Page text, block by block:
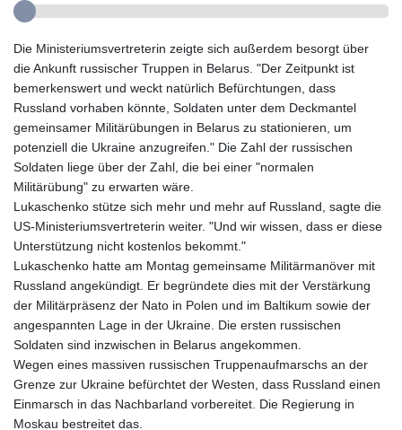
Die Ministeriumsvertreterin zeigte sich außerdem besorgt über
die Ankunft russischer Truppen in Belarus. "Der Zeitpunkt ist
bemerkenswert und weckt natürlich Befürchtungen, dass
Russland vorhaben könnte, Soldaten unter dem Deckmantel
gemeinsamer Militärübungen in Belarus zu stationieren, um
potenziell die Ukraine anzugreifen." Die Zahl der russischen
Soldaten liege über der Zahl, die bei einer "normalen
Militärübung" zu erwarten wäre.
Lukaschenko stütze sich mehr und mehr auf Russland, sagte die
US-Ministeriumsvertreterin weiter. "Und wir wissen, dass er diese
Unterstützung nicht kostenlos bekommt."
Lukaschenko hatte am Montag gemeinsame Militärmanöver mit
Russland angekündigt. Er begründete dies mit der Verstärkung
der Militärpräsenz der Nato in Polen und im Baltikum sowie der
angespannten Lage in der Ukraine. Die ersten russischen
Soldaten sind inzwischen in Belarus angekommen.
Wegen eines massiven russischen Truppenaufmarschs an der
Grenze zur Ukraine befürchtet der Westen, dass Russland einen
Einmarsch in das Nachbarland vorbereitet. Die Regierung in
Moskau bestreitet das.